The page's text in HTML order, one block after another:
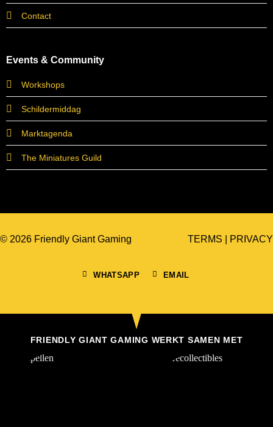
Contact
Events & Community
Workshops
Schildermiddag
Marktagenda
The Miniatures Guild
© 2026 Friendly Giant Gaming
WHATSAPP EMAIL
TERMS PRIVACY
FRIENDLY GIANT GAMING WERKT SAMEN MET